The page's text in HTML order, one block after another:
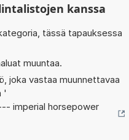
kanssa
tässä tapauksessa
muuntaa.
joka vastaa muunnettavaa
'
imperial horsepower